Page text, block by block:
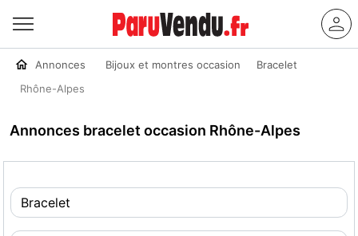
Annonces Bijoux et montres occasion
Bracelet
Rhône-Alpes
Annonces bracelet occasion Rhône-Alpes